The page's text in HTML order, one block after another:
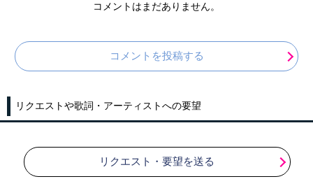
コメントはまだありません。
コメントを投稿する
リクエストや歌詞・アーティストへの要望
リクエスト・要望を送る